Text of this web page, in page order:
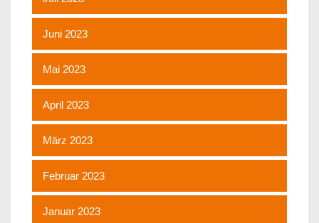
Juni 2023
Mai 2023
April 2023
März 2023
Februar 2023
Januar 2023